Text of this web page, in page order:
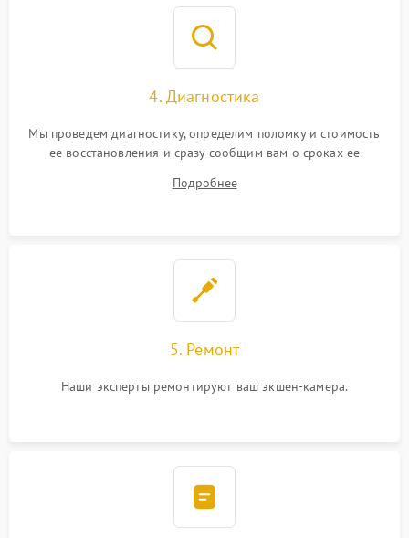
4. Диагностика
Мы проведем диагностику, определим поломку и стоимость
ее восстановления и сразу сообщим вам о сроках ее
Подробнее
5. Ремонт
Наши эксперты ремонтируют ваш экшен-камера.